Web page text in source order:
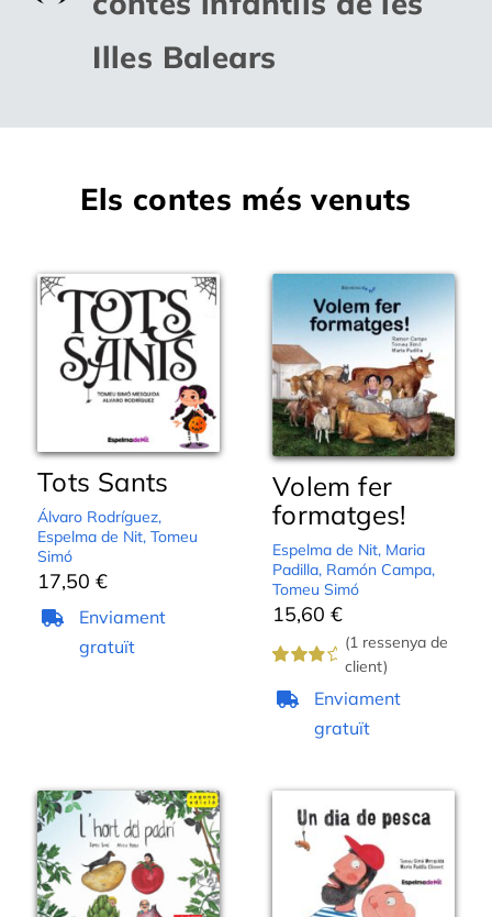
WooCommerce Cart
Illes Balears
Els contes més venuts
Tots Sants
Álvaro Rodríguez,
Espelma de Nit, Tomeu
Simó
17,50 €
Enviament
gratuït
Volem fer
formatges!
Espelma de Nit, Maria
Padilla, Ramón Campa,
Tomeu Simó
15,60 €
4.00
valoració
client
(1 ressenya de
client)
Enviament
gratuït